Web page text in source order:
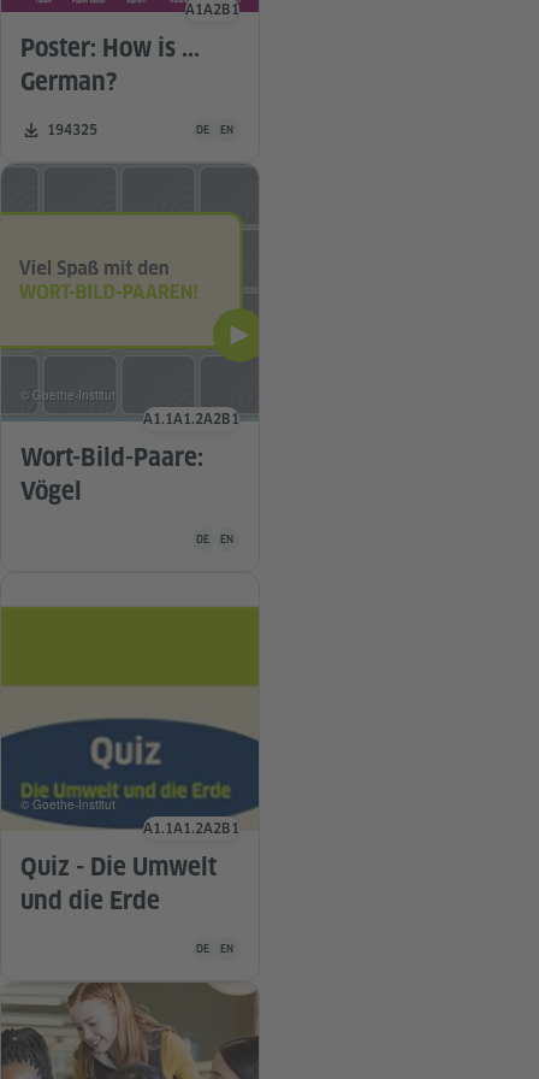
Poster: How is ...
German?
Zahl der Downloads:
194325 Unterrichtsmaterial ist in folgenden Sprachen
DE EN
Sprachniveau
A1A2 B1
Wort-Bild-Paare:
Vögel
Unterrichtsmaterial ist in folgenden Sprachen
DE EN
© Goethe-Institut
Sprachniveau
A1.1A1.2A2 B1
Quiz - Die Umwelt
und die Erde
Unterrichtsmaterial ist in folgenden Sprachen
DE EN
© Goethe-Institut
Sprachniveau
A1.1A1.2A2 B1